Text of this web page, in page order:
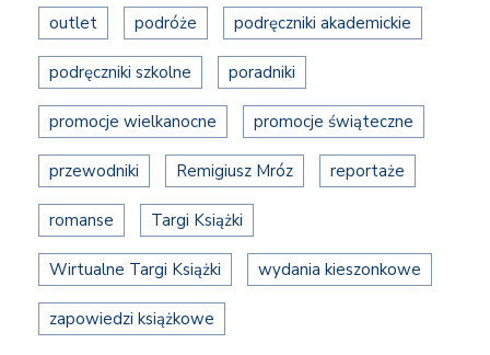
outlet podróże podręczniki akademickie
podręczniki szkolne poradniki
promocje wielkanocne promocje świąteczne
przewodniki Remigiusz Mróz reportaże
romanse Targi Książki
Wirtualne Targi Książki wydania kieszonkowe
zapowiedzi książkowe